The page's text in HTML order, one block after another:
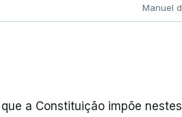
Manuel
a Constituição impõe